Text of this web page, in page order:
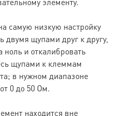
самую низкую настройку
двумя щупами друг к другу,
ноль и откалибровать
щупами к клеммам
в нужном диапазоне
0 до 50 Ом.
находится вне